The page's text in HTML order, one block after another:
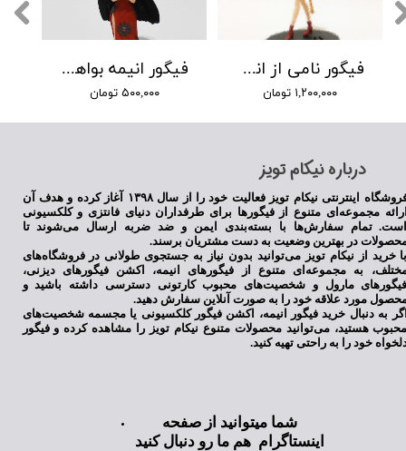
فیگور انیمه بواهانگوک
۵۰۰,۰۰۰ تومان
فیگور نامی از انیمه وان پیس
۱,۲۰۰,۰۰۰ تومان
​درباره نیکام تویز
فروشگاه اینترنتی نیکام تویز فعالیت خود را از سال ۱۳۹۸ آغاز کرده و هدف آن
مجموعه‌ای متنوع از فیگورها برای طرفداران دنیای فانتزی و کلکسیونی
تمام سفارش‌ها با بسته‌بندی ایمن و ضد ضربه ارسال می‌شوند تا
در بهترین وضعیت به دست مشتریان برسند.
خرید از نیکام تویز می‌توانید بدون نیاز به جستجوی طولانی در فروشگاه‌های
به مجموعه‌ای متنوع از فیگورهای انیمه، اکشن فیگورهای دیزنی،
مارول و شخصیت‌های محبوب کارتونی دسترسی داشته باشید و
مورد علاقه خود را به صورت آنلاین سفارش دهید.
به دنبال خرید فیگور انیمه، اکشن فیگور کلکسیونی یا مجسمه شخصیت‌های
هستید، می‌توانید محصولات متنوع نیکام تویز را مشاهده کرده و فیگور
خود را به راحتی تهیه کنید.
شما میتوانید از صفحه
اینستاگرام هم ما رو دنبال کنید